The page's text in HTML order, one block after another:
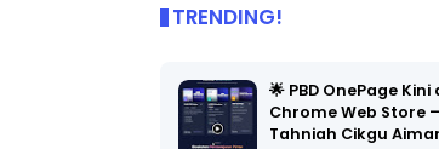
TRENDING!
🌟 PBD OnePage Kini
Chrome Web Store
Tahniah Cikgu